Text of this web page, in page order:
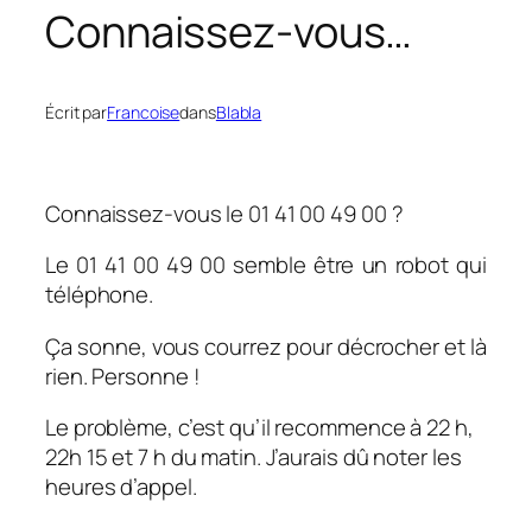
Connaissez-vous…
Écrit parFrancoisedansBlabla
Connaissez-vous le 01 41 00 49 00 ?
Le 01 41 00 49 00 semble être un robot qui
téléphone.
Ça sonne, vous courrez pour décrocher et là
rien. Personne !
Le problème, c’est qu’il recommence à 22 h,
22h 15 et 7 h du matin. J’aurais dû noter les
heures d’appel.